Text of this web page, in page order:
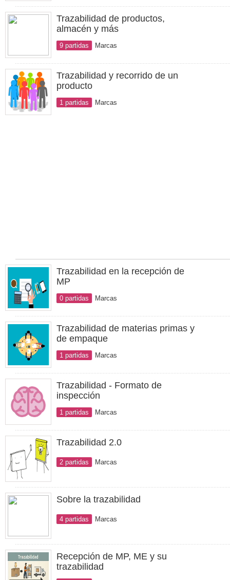
Trazabilidad de productos,
almacén y más
9 partidas Marcas
Trazabilidad y recorrido de un
producto
1 partidas Marcas
Trazabilidad en la recepción de
MP
0 partidas Marcas
Trazabilidad de materias primas y
de empaque
1 partidas Marcas
Trazabilidad - Formato de
inspección
1 partidas Marcas
Trazabilidad 2.0
2 partidas Marcas
Sobre la trazabilidad
4 partidas Marcas
Recepción de MP, ME y su
trazabilidad